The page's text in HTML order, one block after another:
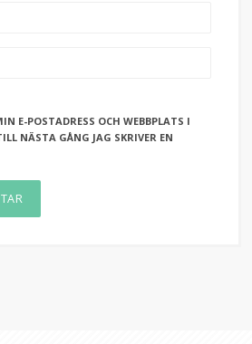
E-POSTADRESS OCH WEBBPLATS I
NÄSTA GÅNG JAG SKRIVER EN